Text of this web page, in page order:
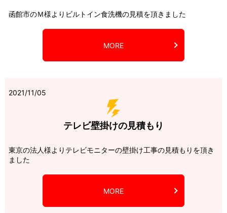
函館市のＭ様よりビルトイン食洗機の見積を頂きました
MORE
2021/11/05
テレビ壁掛けの見積もり
東京の法人様よりテレビモニターの壁掛け工事の見積もりを頂き
ました
MORE